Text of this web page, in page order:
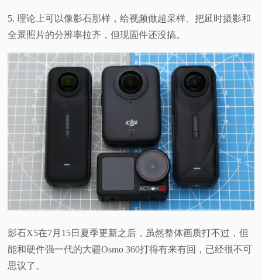
5. 理论上可以像影石那样，给视频做超采样、把延时摄影和
全景照片的分辨率拉齐，但现固件还没搞。
影石X5在7月15日夏季更新之后，虽然整体画质打不过，但
能和硬件强一代的大疆Osmo 360打得有来有回，已经很不可
思议了。